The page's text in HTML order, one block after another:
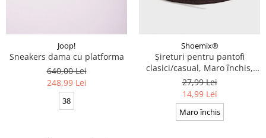
Joop!
Sneakers dama cu platforma
640,00 Lei
248,99 Lei
38
Shoemix®
Șireturi pentru pantofi
clasici/casual, Maro închis,
Cerate, Calitate premium, 110
cm x 0.3 cm
27,99 Lei
14,99 Lei
Maro închis